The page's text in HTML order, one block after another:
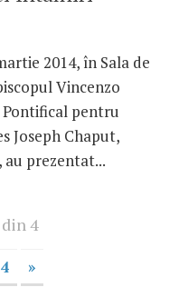
2014, în Sala de
Vincenzo
pentru
Joseph Chaput,
au prezentat...
4
4 »